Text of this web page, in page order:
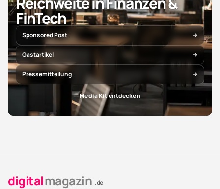
FinTech
Sponsored Post
Gastartikel
Pressemitteilung
Media Kit entdecken
digitalmagazin .de